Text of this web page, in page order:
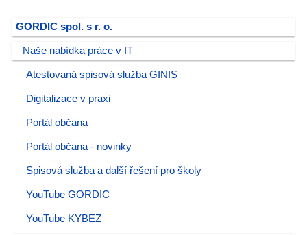
GORDIC spol. s r. o.
Naše nabídka práce v IT
Atestovaná spisová služba GINIS
Digitalizace v praxi
Portál občana
Portál občana - novinky
Spisová služba a další řešení pro školy
YouTube GORDIC
YouTube KYBEZ